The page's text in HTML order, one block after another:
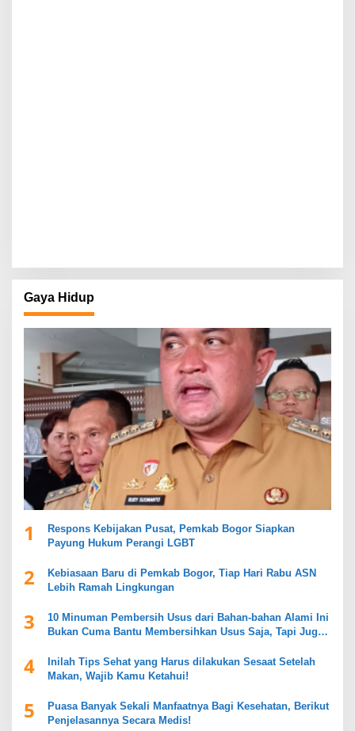
Gaya Hidup
1
Respons Kebijakan Pusat, Pemkab Bogor Siapkan
Payung Hukum Perangi LGBT
2
Kebiasaan Baru di Pemkab Bogor, Tiap Hari Rabu ASN
Lebih Ramah Lingkungan
3
10 Minuman Pembersih Usus dari Bahan-bahan Alami Ini
Bukan Cuma Bantu Membersihkan Usus Saja, Tapi Juga
4
Inilah Tips Sehat yang Harus dilakukan Sesaat Setelah
Makan, Wajib Kamu Ketahui!
5
Puasa Banyak Sekali Manfaatnya Bagi Kesehatan, Berikut
Penjelasannya Secara Medis!